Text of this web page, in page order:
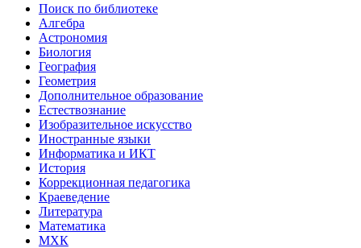
Поиск по библиотеке
Алгебра
Астрономия
Биология
География
Геометрия
Дополнительное образование
Естествознание
Изобразительное искусство
Иностранные языки
Информатика и ИКТ
История
Коррекционная педагогика
Краеведение
Литература
Математика
МХК